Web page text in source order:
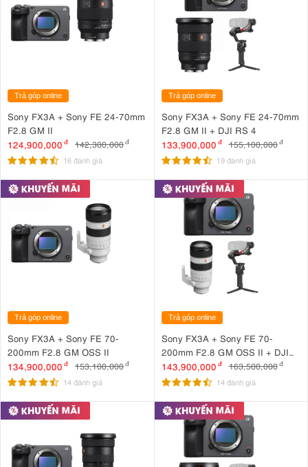
Trả góp online
Sony FX3A + Sony FE 24-70mm
F2.8 GM II
124,900,000 đ 142,300,000đ
16 đánh giá
Trả góp online
Sony FX3A + Sony FE 24-70mm
F2.8 GM II + DJI RS 4
133,900,000 đ 155,100,000 đ
19 đánh giá
Trả góp online
Sony FX3A + Sony FE 70-
200mm F2.8 GM OSS II
134,900,000 đ 153,100,000đ
14 đánh giá
Trả góp online
Sony FX3A + Sony FE 70-
200mm F2.8 GM OSS II + DJI
RS 4
143,900,000 đ 163,500,000 đ
14 đánh giá